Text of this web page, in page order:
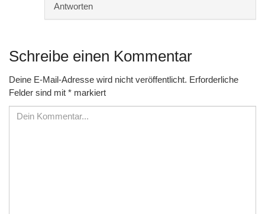
Antworten
Schreibe einen Kommentar
Deine E-Mail-Adresse wird nicht veröffentlicht. Erforderliche
Felder sind mit * markiert